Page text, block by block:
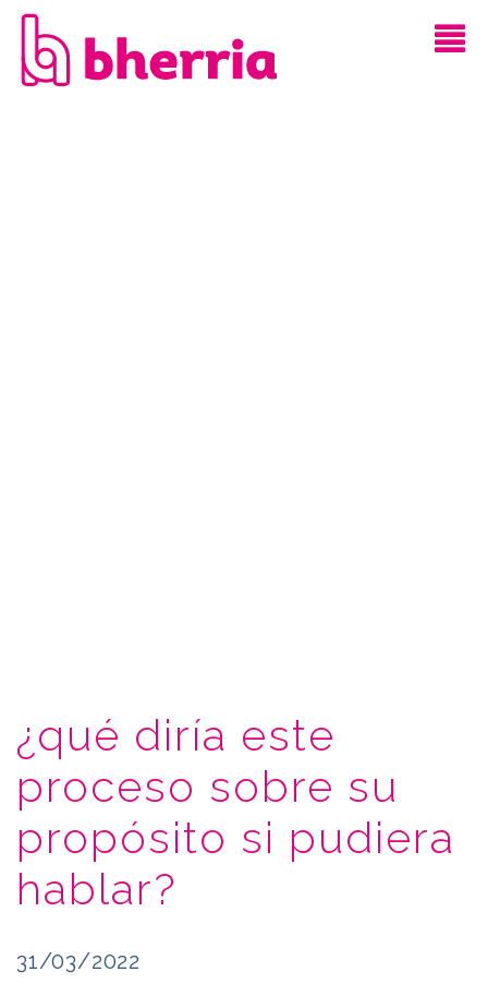
¿qué diría este
proceso sobre su
propósito si pudiera
hablar?
31/03/2022